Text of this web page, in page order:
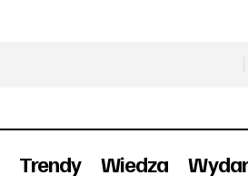
Trendy Wiedza